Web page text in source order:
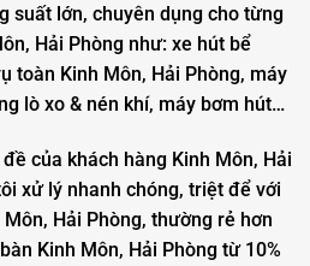
suất lớn, chuyên dụng cho từng
Hải Phòng như: xe hút bể
toàn Kinh Môn, Hải Phòng, máy
lò xo & nén khí, máy bơm hút…
của khách hàng Kinh Môn, Hải
xử lý nhanh chóng, triệt để với
Hải Phòng, thường rẻ hơn
Kinh Môn, Hải Phòng từ 10%